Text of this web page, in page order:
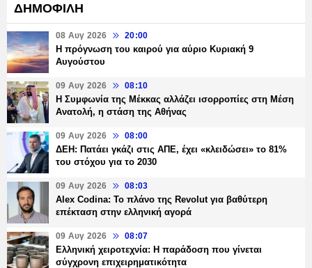
ΔΗΜΟΦΙΛΗ
08 Αυγ 2026 20:00
Η πρόγνωση του καιρού για αύριο Κυριακή 9
Αυγούστου
09 Αυγ 2026 08:10
Η Συμφωνία της Μέκκας αλλάζει ισορροπίες στη Μέση
Ανατολή, η στάση της Αθήνας
09 Αυγ 2026 08:00
ΔΕΗ: Πατάει γκάζι στις ΑΠΕ, έχει «κλειδώσει» το 81%
του στόχου για το 2030
09 Αυγ 2026 08:03
Alex Codina: Το πλάνο της Revolut για βαθύτερη
επέκταση στην ελληνική αγορά
09 Αυγ 2026 08:07
Ελληνική χειροτεχνία: Η παράδοση που γίνεται
σύγχρονη επιχειρηματικότητα